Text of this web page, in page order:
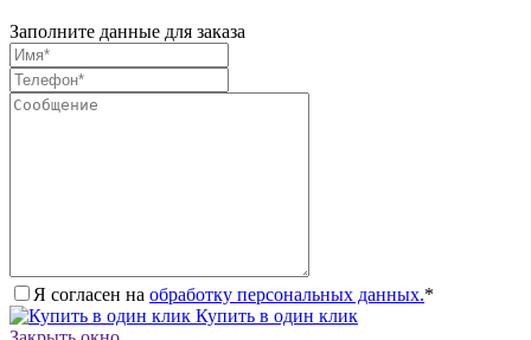
Заполните данные для заказа
Я согласен на обработку персональных данных.*
Купить в один клик